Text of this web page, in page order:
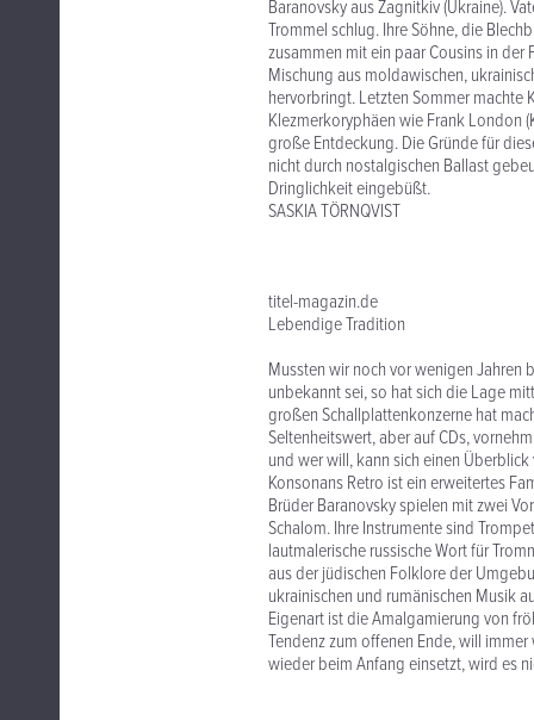
Baranovsky aus Zagnitkiv (Ukraine).
Trommel schlug. Ihre Söhne, die
zusammen mit ein paar Cousins in
Mischung aus moldawischen,
hervorbringt. Letzten Sommer machte
Klezmerkoryphäen wie Frank London
große Entdeckung. Die Gründe für
nicht durch nostalgischen Ballast
Dringlichkeit eingebüßt.
SASKIA TÖRNQVIST
titel-magazin.de
Lebendige Tradition
Mussten wir noch vor wenigen
unbekannt sei, so hat sich die Lage
großen Schallplattenkonzerne hat
Seltenheitswert, aber auf CDs,
und wer will, kann sich einen
Konsonans Retro ist ein erweitertes
Brüder Baranovsky spielen mit zwei
Schalom. Ihre Instrumente sind
lautmalerische russische Wort für
aus der jüdischen Folklore der
ukrainischen und rumänischen Musik
Eigenart ist die Amalgamierung von
Tendenz zum offenen Ende, will
wieder beim Anfang einsetzt, wird es